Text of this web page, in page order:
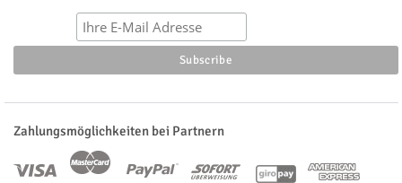
Zahlungsmöglichkeiten bei Partnern